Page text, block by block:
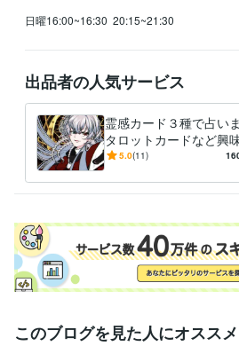
日曜16:00~16:30  20:15~21:30
出品者の人気サービス
霊感カード３種で占い
タロットカードなど興
ったそこのあなた
5.0(11)
このブログを見た人にオススメ